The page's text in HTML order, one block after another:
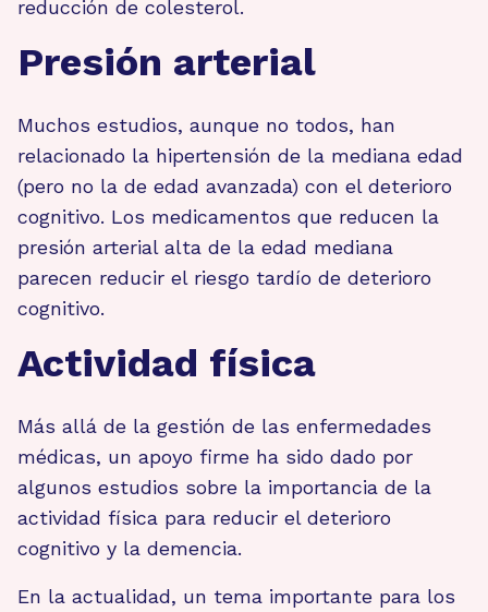
reducción de colesterol.
Presión arterial
Muchos estudios, aunque no todos, han
relacionado la hipertensión de la mediana edad
(pero no la de edad avanzada) con el deterioro
cognitivo. Los medicamentos que reducen la
presión arterial alta de la edad mediana
parecen reducir el riesgo tardío de deterioro
cognitivo.
Actividad física
Más allá de la gestión de las enfermedades
médicas, un apoyo firme ha sido dado por
algunos estudios sobre la importancia de la
actividad física para reducir el deterioro
cognitivo y la demencia.
En la actualidad, un tema importante para los